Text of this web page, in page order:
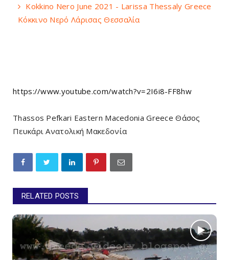
Kokkino Nero June 2021 - Larissa Thessaly Greece
Κόκκινο Νερό Λάρισας Θεσσαλία
https://www.youtube.com/watch?v=2I6i8-FF8hw
Thassos Pefkari Eastern Macedonia Greece Θάσος
Πευκάρι Ανατολική Μακεδονία
RELATED POSTS